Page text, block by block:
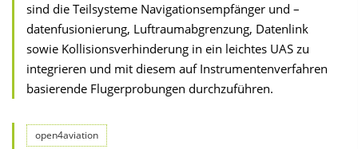
sind die Teilsysteme Navigationsempfänger und –
datenfusionierung, Luftraumabgrenzung, Datenlink
sowie Kollisionsverhinderung in ein leichtes UAS zu
integrieren und mit diesem auf Instrumentenverfahren
basierende Flugerprobungen durchzuführen.
open4aviation